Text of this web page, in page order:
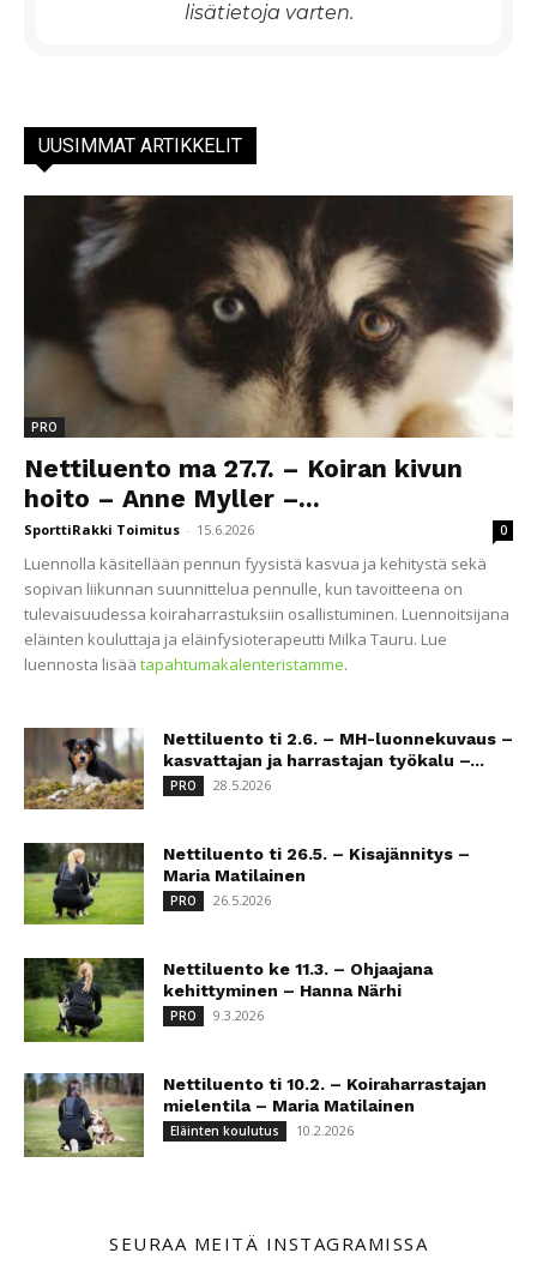
lisätietoja varten.
UUSIMMAT ARTIKKELIT
PRO
Nettiluento ma 27.7. – Koiran kivun
hoito – Anne Myller –...
SporttiRakki Toimitus - 15.6.2026 0
Luennolla käsitellään pennun fyysistä kasvua ja kehitystä sekä
sopivan liikunnan suunnittelua pennulle, kun tavoitteena on
tulevaisuudessa koiraharrastuksiin osallistuminen. Luennoitsijana
eläinten kouluttaja ja eläinfysioterapeutti Milka Tauru. Lue
luennosta lisää tapahtumakalenteristamme.
Nettiluento ti 2.6. – MH-luonnekuvaus –
kasvattajan ja harrastajan työkalu –...
PRO 28.5.2026
Nettiluento ti 26.5. – Kisajännitys –
Maria Matilainen
PRO 26.5.2026
Nettiluento ke 11.3. – Ohjaajana
kehittyminen – Hanna Närhi
PRO 9.3.2026
Nettiluento ti 10.2. – Koiraharrastajan
mielentila – Maria Matilainen
Eläinten koulutus 10.2.2026
SEURAA MEITÄ INSTAGRAMISSA